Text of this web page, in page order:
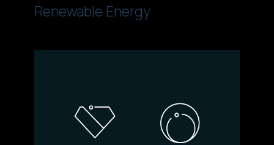
Renewable Energy